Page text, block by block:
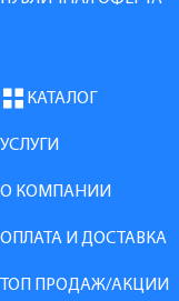
КАТАЛОГ
УСЛУГИ
О КОМПАНИИ
ОПЛАТА И ДОСТАВКА
ТОП ПРОДАЖ/АКЦИИ